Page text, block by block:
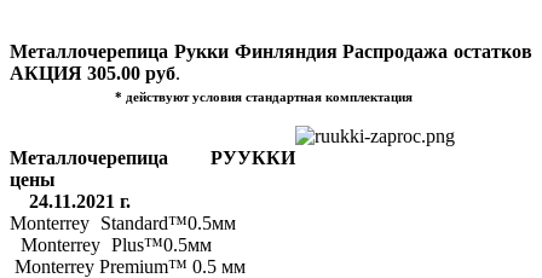
Металлочерепица Рукки Финляндия Распродажа остатков
АКЦИЯ 305.00 руб.
* действуют условия стандартная комплектация
Металлочерепица РУУККИ
цены
24.11.2021 г.
Monterrey Standard™0.5мм
Monterrey Plus™0.5мм
Monterrey Premium™ 0.5 мм